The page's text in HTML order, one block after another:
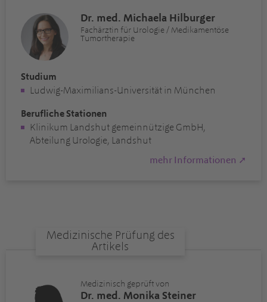
Dr. med. Michaela Hilburger
Fachärztin für Urologie / Medikamentöse
Tumortherapie
Studium
Ludwig-Maximilians-Universität in München
Berufliche Stationen
Klinikum Landshut gemeinnützige GmbH,
Abteilung Urologie, Landshut
mehr Informationen ➚
Medizinische Prüfung des
Artikels
Medizinisch geprüft von
Dr. med. Monika Steiner